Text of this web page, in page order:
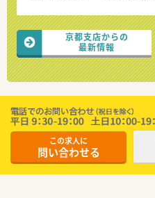
京都支店からの
最新情報
この求人に
問い合わせる